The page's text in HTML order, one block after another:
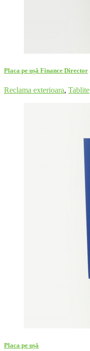
Placa pe ușă Finance Director
Reclama exterioara, Tablite
Placa pe ușă